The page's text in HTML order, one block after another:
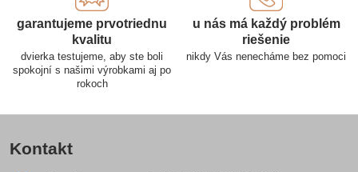
garantujeme prvotriednu
kvalitu
dvierka testujeme, aby ste boli
spokojní s našimi výrobkami aj po
rokoch
u nás má každý problém
riešenie
nikdy Vás nenecháme bez pomoci
Kontakt